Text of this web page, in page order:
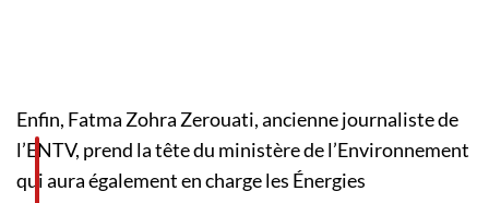
Enfin, Fatma Zohra Zerouati, ancienne journaliste de
l’ENTV, prend la tête du ministère de l’Environnement
qui aura également en charge les Énergies